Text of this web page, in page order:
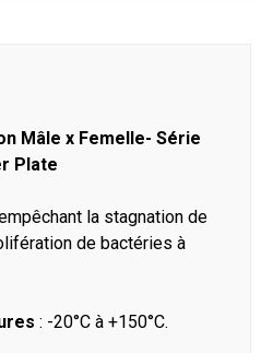
Mâle x Femelle- Série
Plate
la stagnation de
de bactéries à
: -20°C à +150°C.